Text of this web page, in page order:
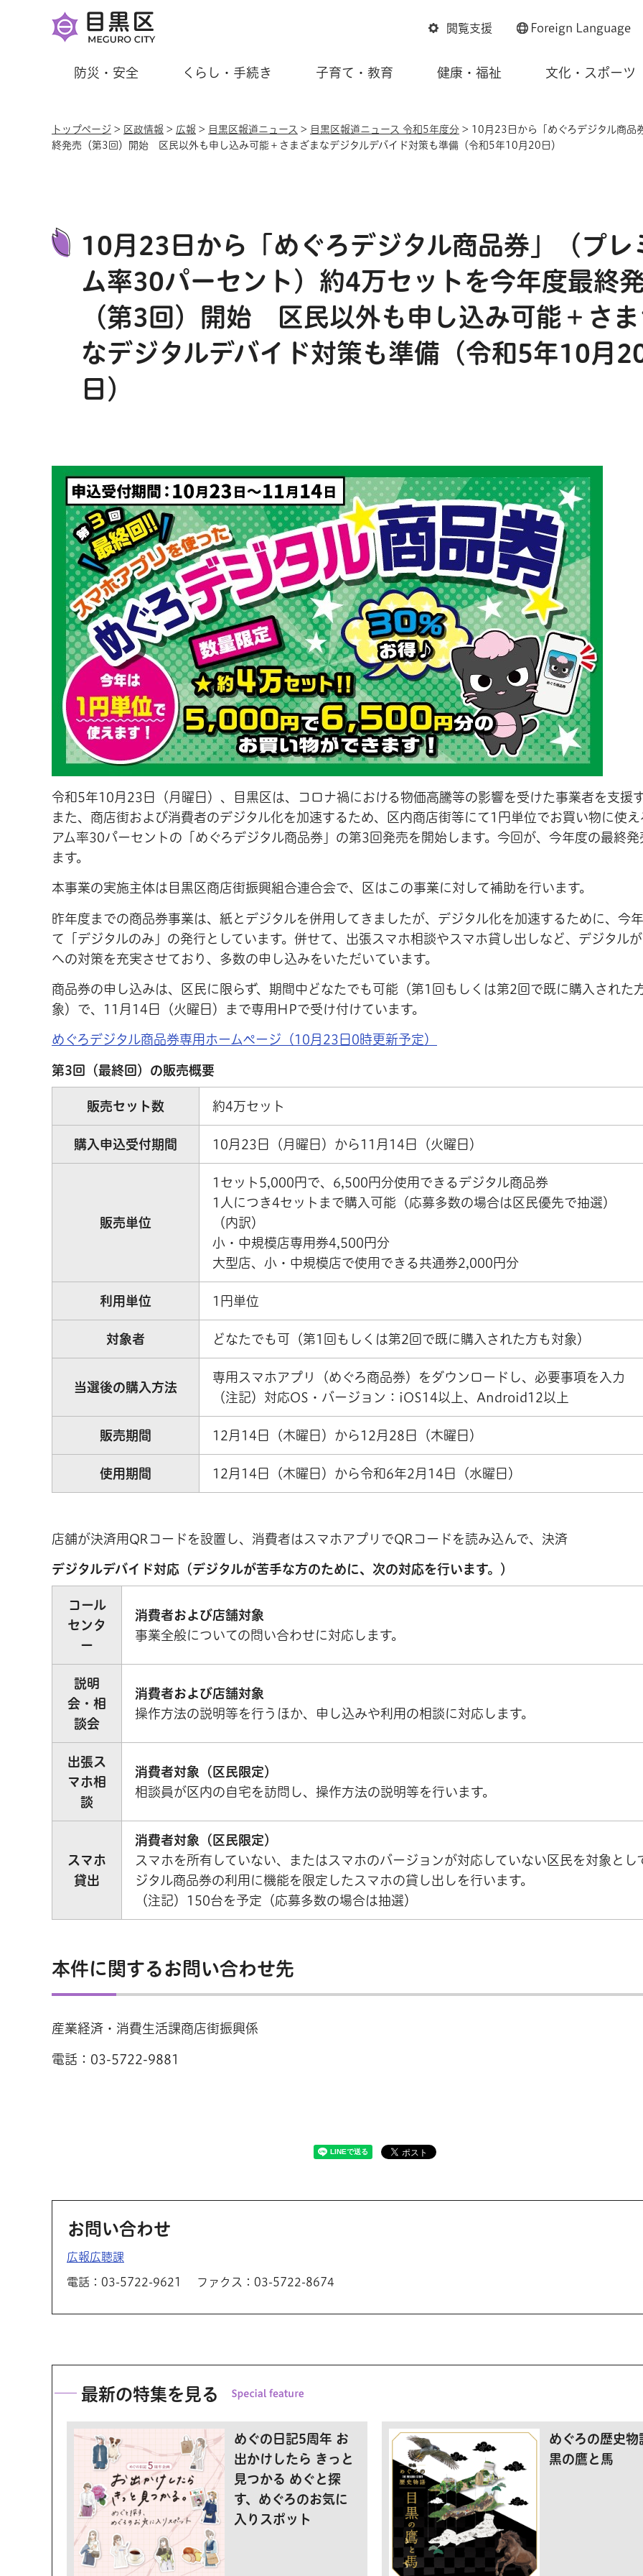
閲覧支援 Foreign Language
防災・安全 くらし・手続き 子育て・教育 健康・福祉 文化・スポーツ
トップページ > 区政情報 > 広報 > 目黒区報道ニュース > 目黒区報道ニュース 令和5年度分 > 10月23日から「めぐろデジタル商品
終発売（第3回）開始 区民以外も申し込み可能＋さまざまなデジタルデバイド対策も準備（令和5年10月20日）
10月23日から「めぐろデジタル商品券」（プレ
ム率30パーセント）約4万セットを今年度最終
（第3回）開始 区民以外も申し込み可能＋さ
なデジタルデバイド対策も準備（令和5年10月
日）
令和5年10月23日（月曜日）、目黒区は、コロナ禍における物価高騰等の影響を受けた事業者を支援
また、商店街および消費者のデジタル化を加速するため、区内商店街等にて1円単位でお買い物に使え
アム率30パーセントの「めぐろデジタル商品券」の第3回発売を開始します。今回が、今年度の最終発
ます。
本事業の実施主体は目黒区商店街振興組合連合会で、区はこの事業に対して補助を行います。
昨年度までの商品券事業は、紙とデジタルを併用してきましたが、デジタル化を加速するために、今
て「デジタルのみ」の発行としています。併せて、出張スマホ相談やスマホ貸し出しなど、デジタル
への対策を充実させており、多数の申し込みをいただいています。
商品券の申し込みは、区民に限らず、期間中どなたでも可能（第1回もしくは第2回で既に購入された
象）で、11月14日（火曜日）まで専用HPで受け付けています。
めぐろデジタル商品券専用ホームページ（10月23日0時更新予定）
第3回（最終回）の販売概要
販売セット数 約4万セット
購入申込受付期間 10月23日（月曜日）から11月14日（火曜日）
販売単位
1セット5,000円で、6,500円分使用できるデジタル商品券
1人につき4セットまで購入可能（応募多数の場合は区民優先で抽選）
（内訳）
小・中規模店専用券4,500円分
大型店、小・中規模店で使用できる共通券2,000円分
利用単位 1円単位
対象者 どなたでも可（第1回もしくは第2回で既に購入された方も対象）
当選後の購入方法
専用スマホアプリ（めぐろ商品券）をダウンロードし、必要事項を入力
（注記）対応OS・バージョン：iOS14以上、Android12以上
販売期間 12月14日（木曜日）から12月28日（木曜日）
使用期間 12月14日（木曜日）から令和6年2月14日（水曜日）
店舗が決済用QRコードを設置し、消費者はスマホアプリでQRコードを読み込んで、決済
デジタルデバイド対応（デジタルが苦手な方のために、次の対応を行います。）
コール
センタ
ー
消費者および店舗対象
事業全般についての問い合わせに対応します。
説明
会・相
談会
消費者および店舗対象
操作方法の説明等を行うほか、申し込みや利用の相談に対応します。
出張ス
マホ相
談
消費者対象（区民限定）
相談員が区内の自宅を訪問し、操作方法の説明等を行います。
スマホ
貸出
消費者対象（区民限定）
スマホを所有していない、またはスマホのバージョンが対応していない区民を対象とし
ジタル商品券の利用に機能を限定したスマホの貸し出しを行います。
（注記）150台を予定（応募多数の場合は抽選）
本件に関するお問い合わせ先
産業経済・消費生活課商店街振興係
電話：03-5722-9881
お問い合わせ
広報広聴課
電話：03-5722-9621 ファクス：03-5722-8674
最新の特集を見る
めぐの日記5周年 お
出かけしたら きっと
見つかる めぐと探
す、めぐろのお気に
入りスポット
めぐろの歴史物
黒の鷹と馬